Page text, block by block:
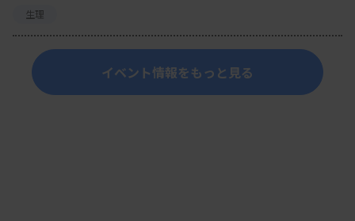
生理
イベント情報をもっと見る